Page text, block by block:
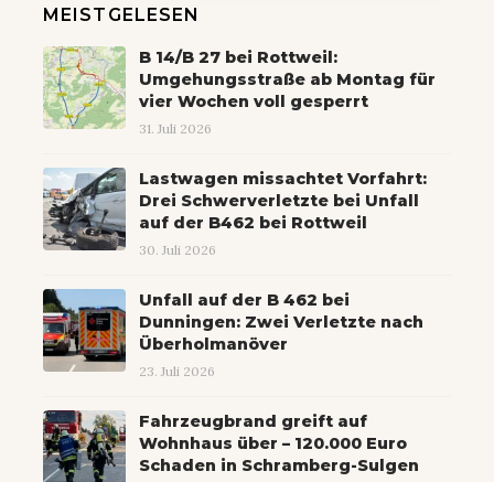
MEISTGELESEN
B 14/B 27 bei Rottweil:
Umgehungsstraße ab Montag für
vier Wochen voll gesperrt
31. Juli 2026
Lastwagen missachtet Vorfahrt:
Drei Schwerverletzte bei Unfall
auf der B462 bei Rottweil
30. Juli 2026
Unfall auf der B 462 bei
Dunningen: Zwei Verletzte nach
Überholmanöver
23. Juli 2026
Fahrzeugbrand greift auf
Wohnhaus über – 120.000 Euro
Schaden in Schramberg-Sulgen